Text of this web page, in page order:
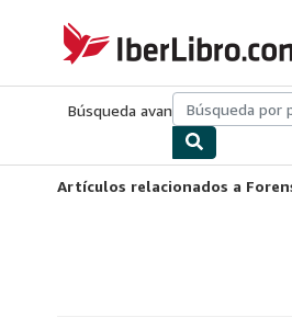
IberLibro.com
Búsqueda avanzadaColecciones
Artículos relacionados a